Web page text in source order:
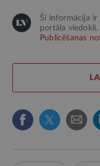
Šī informācija ir
portāla
Publicēšanas